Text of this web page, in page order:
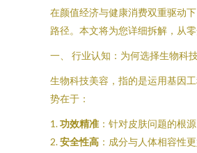
在颜值经济与健康消费双重驱动
路径。本文将为您详细拆解，从
一、 行业认知：为何选择生物科
生物科技美容，指的是运用基因
势在于：
1.功效精准 ：针对皮肤问题的根
2.安全性高 ：成分与人体相容性